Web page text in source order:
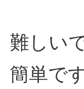
難しい
簡単で